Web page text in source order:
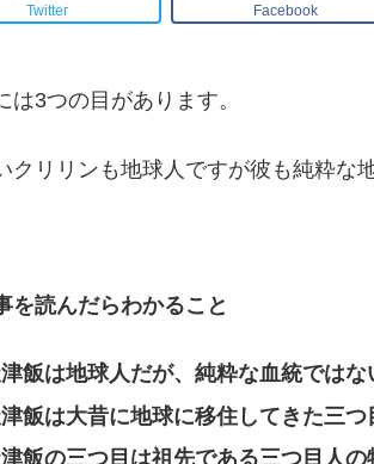
Twitter Facebook
は3つの目があります。
クリリンも地球人ですが彼も純粋な
を読んだらわかること
飯は地球人だが、純粋な血統ではな
飯は大昔に地球に移住してきた三つ
飯の三つ目は祖先である三つ目人